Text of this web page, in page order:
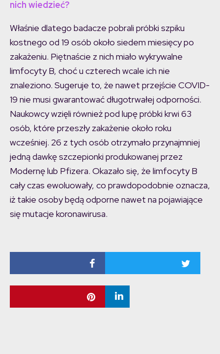
nich wiedzieć?
Właśnie dlatego badacze pobrali próbki szpiku
kostnego od 19 osób około siedem miesięcy po
zakażeniu. Piętnaście z nich miało wykrywalne
limfocyty B, choć u czterech wcale ich nie
znaleziono. Sugeruje to, że nawet przejście COVID-
19 nie musi gwarantować długotrwałej odporności.
Naukowcy wzięli również pod lupę próbki krwi 63
osób, które przeszły zakażenie około roku
wcześniej. 26 z tych osób otrzymało przynajmniej
jedną dawkę szczepionki produkowanej przez
Modernę lub Pfizera. Okazało się, że limfocyty B
cały czas ewoluowały, co prawdopodobnie oznacza,
iż takie osoby będą odporne nawet na pojawiające
się mutacje koronawirusa.